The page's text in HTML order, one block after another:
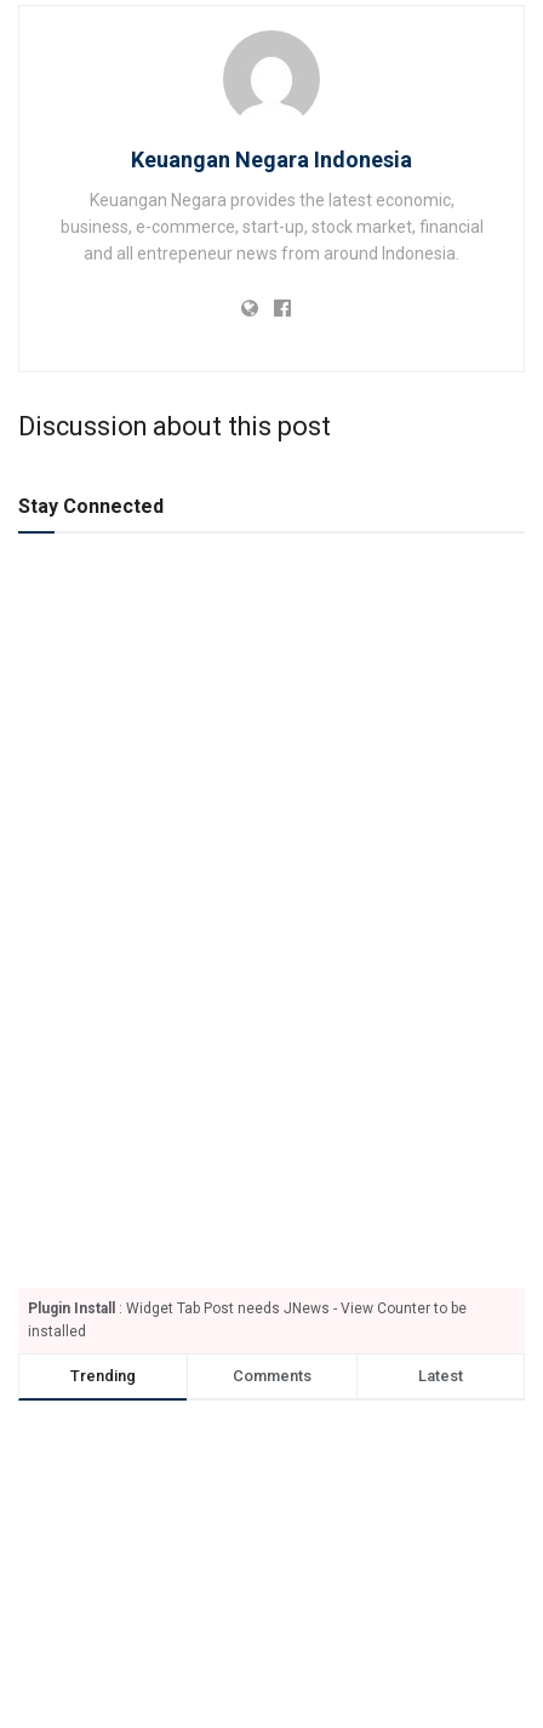
Keuangan Negara Indonesia
Keuangan Negara provides the latest economic,
business, e-commerce, start-up, stock market, financial
and all entrepeneur news from around Indonesia.
Discussion about this post
Stay Connected
Plugin Install
: Widget Tab Post needs JNews - View Counter to be
installed
Trending Comments Latest